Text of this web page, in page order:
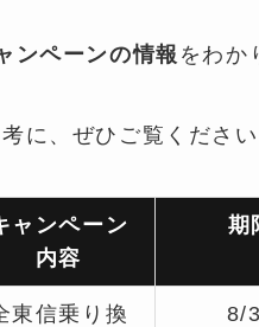
ンペーンの情報 をわか
に、ぜひご覧ください
ャンペーン
内容
期
東信乗り換
8/